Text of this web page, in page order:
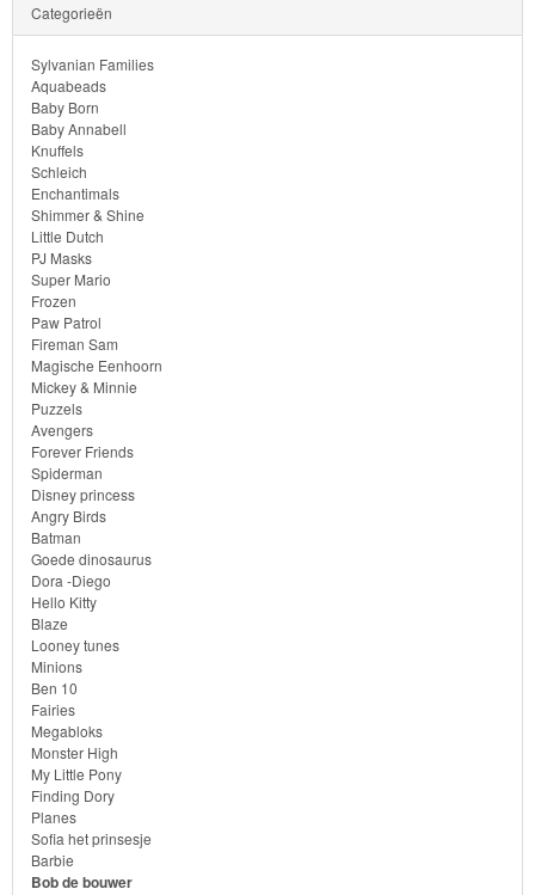
Forever
Friends
Spiderman
Disney
princess
Angry
Birds
Batman
Goede
dinosaurus
Dora
-
Diego
Hello
Kitty
Blaze
Looney
tunes
Minions
Ben
Categorieën
Sylvanian Families
Aquabeads
Baby Born
Baby Annabell
Knuffels
Schleich
Enchantimals
Shimmer & Shine
Little Dutch
PJ Masks
Super Mario
Frozen
Paw Patrol
Fireman Sam
Magische Eenhoorn
Mickey & Minnie
Puzzels
Avengers
Forever Friends
Spiderman
Disney princess
Angry Birds
Batman
Goede dinosaurus
Dora -Diego
Hello Kitty
Blaze
Looney tunes
Minions
Ben 10
Fairies
Megabloks
Monster High
My Little Pony
Finding Dory
Planes
Sofia het prinsesje
Barbie
Bob de bouwer